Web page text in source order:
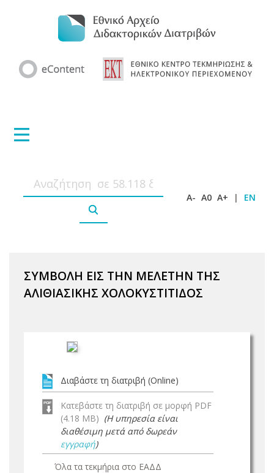
A- A0 A+ | EN
ΣΥΜΒΟΛΗ ΕΙΣ ΤΗΝ ΜΕΛΕΤΗΝ ΤΗΣ
ΑΛΙΘΙΑΣΙΚΗΣ ΧΟΛΟΚΥΣΤΙΤΙΔΟΣ
Διαβάστε τη διατριβή (Online)
Κατεβάστε τη διατριβή σε μορφή PDF
(4.18 MB) (Η υπηρεσία είναι
διαθέσιμη μετά από δωρεάν
εγγραφή)
Όλα τα τεκμήρια στο ΕΑΔΔ